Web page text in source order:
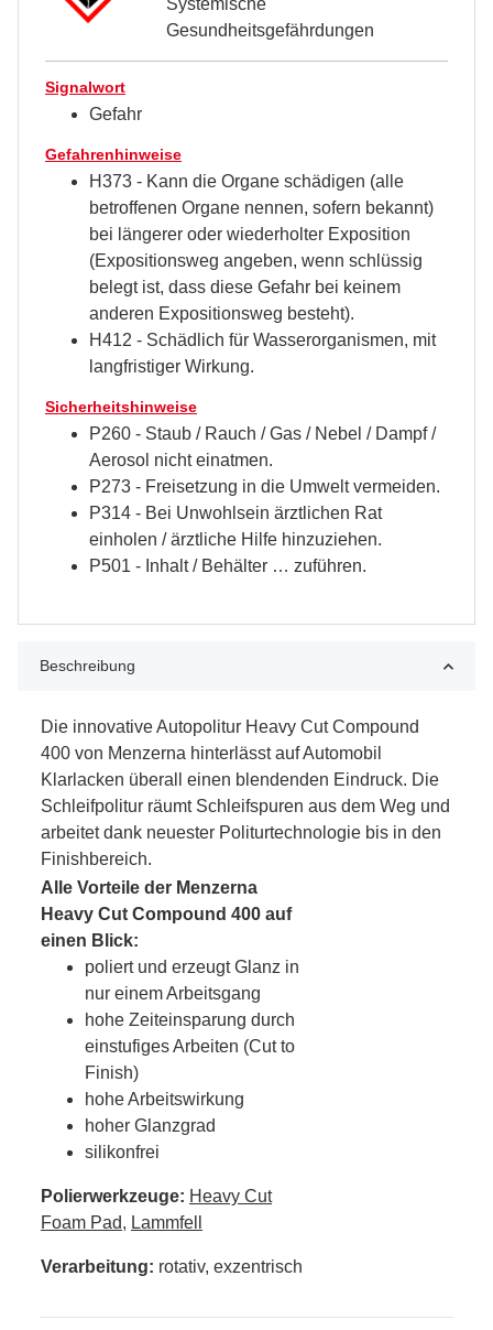
Systemische
Gesundheitsgefährdungen
Signalwort
Gefahr
Gefahrenhinweise
H373 - Kann die Organe schädigen (alle
betroffenen Organe nennen, sofern bekannt)
bei längerer oder wiederholter Exposition
(Expositionsweg angeben, wenn schlüssig
belegt ist, dass diese Gefahr bei keinem
anderen Expositionsweg besteht).
H412 - Schädlich für Wasserorganismen, mit
langfristiger Wirkung.
Sicherheitshinweise
P260 - Staub / Rauch / Gas / Nebel / Dampf /
Aerosol nicht einatmen.
P273 - Freisetzung in die Umwelt vermeiden.
P314 - Bei Unwohlsein ärztlichen Rat
einholen / ärztliche Hilfe hinzuziehen.
P501 - Inhalt / Behälter … zuführen.
Beschreibung
Die innovative Autopolitur Heavy Cut Compound
400 von Menzerna hinterlässt auf Automobil
Klarlacken überall einen blendenden Eindruck. Die
Schleifpolitur räumt Schleifspuren aus dem Weg und
arbeitet dank neuester Politurtechnologie bis in den
Finishbereich.
Alle Vorteile der Menzerna
Heavy Cut Compound 400 auf
einen Blick:
poliert und erzeugt Glanz in
nur einem Arbeitsgang
hohe Zeiteinsparung durch
einstufiges Arbeiten (Cut to
Finish)
hohe Arbeitswirkung
hoher Glanzgrad
silikonfrei
Polierwerkzeuge: Heavy Cut
Foam Pad, Lammfell
Verarbeitung: rotativ, exzentrisch